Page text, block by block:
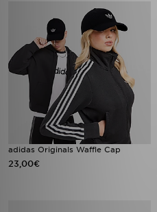
adidas Originals Waffle Cap
23,00€